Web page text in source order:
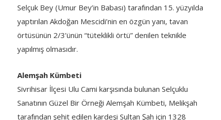
Selçuk Bey (Umur Bey’in Babası) tarafından 15. yüzyılda
yaptırılan Akdoğan Mescidi’nin en özgün yanı, tavan
örtüsünün 2/3’ünün “tüteklikli örtü” denilen teknikle
yapılmış olmasıdır.
Alemşah Kümbeti
Sivrihisar İlçesi Ulu Cami karşısında bulunan Selçuklu
Sanatının Güzel Bir Örneği Alemşah Kümbeti, Melikşah
tarafından şehit edilen kardeşi Sultan Şah için 1328